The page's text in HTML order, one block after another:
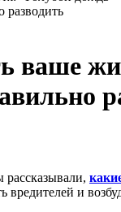
разводить
ваше
рассказывали,
и